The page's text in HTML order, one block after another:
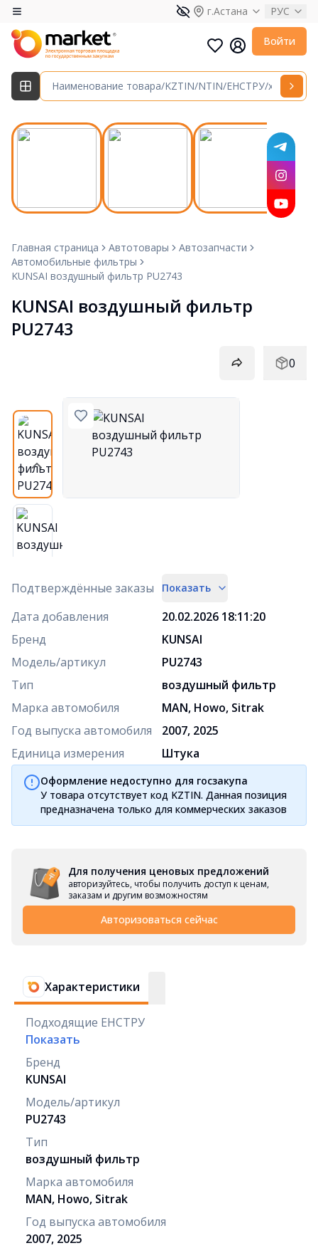
г.Астана РУС
Войти
Главная страница Автотовары
Автозапчасти
Автомобильные фильтры
KUNSAI воздушный фильтр PU2743
KUNSAI воздушный фильтр
PU2743
0
Подтверждённые заказы Показать
Дата добавления
20.02.2026 18:11:20
Бренд
KUNSAI
Модель/артикул
PU2743
Тип
воздушный фильтр
Марка автомобиля
MAN, Howo, Sitrak
Год выпуска автомобиля
2007, 2025
Единица измерения
Штука
Оформление недоступно для госзакупа
У товара отсутствует код KZTIN. Данная позиция
предназначена только для коммерческих заказов
Для получения ценовых предложений
авторизуйтесь, чтобы получить доступ к ценам,
заказам и другим возможностям
Авторизоваться сейчас
Характеристики
Подходящие ЕНСТРУ
Показать
Бренд
KUNSAI
Модель/артикул
PU2743
Тип
воздушный фильтр
Марка автомобиля
MAN, Howo, Sitrak
Год выпуска автомобиля
2007, 2025